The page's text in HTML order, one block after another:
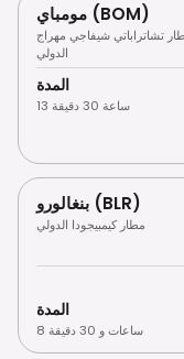
مومباي (BOM)
تشاتراباتي شيفاجي مهراج
الدولي
المدة
13 ساعة 30 دقيقة
بنغالورو (BLR)
مطار كيمبيجودا الدولي
المدة
8 ساعات و 30 دقيقة